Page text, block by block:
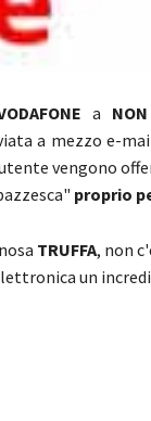
a
a mezzo e-
vengono
proprio
TRUFFA, non
un